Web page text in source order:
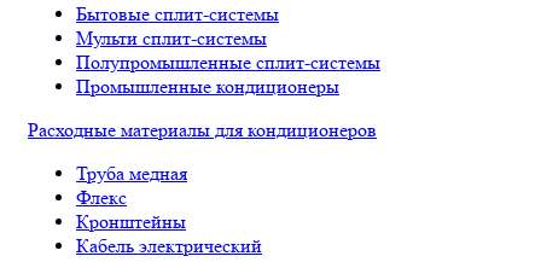
Бытовые сплит-системы
Мульти сплит-системы
Полупромышленные сплит-системы
Промышленные кондиционеры
Расходные материалы для кондиционеров
Труба медная
Флекс
Кронштейны
Кабель электрический